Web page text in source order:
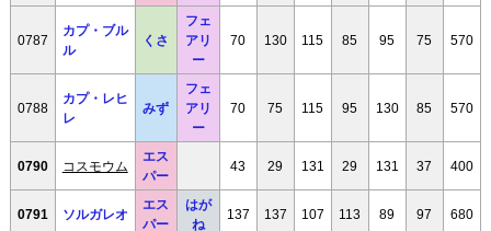
0787
カプ・ブル
ル
くさ
フェ
アリ
ー
70 130 115 85 95 75 570
0788
カプ・レヒ
レ
みず
フェ
アリ
ー
70 75 115 95 130 85 570
0790 コスモウム
エス
パー
43 29 131 29 131 37 400
0791 ソルガレオ
エス
パー
はが
ね
137 137 107 113 89 97 680